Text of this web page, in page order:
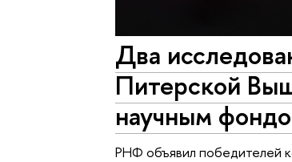
Два
Питерской
научным
РНФ объявил победителей